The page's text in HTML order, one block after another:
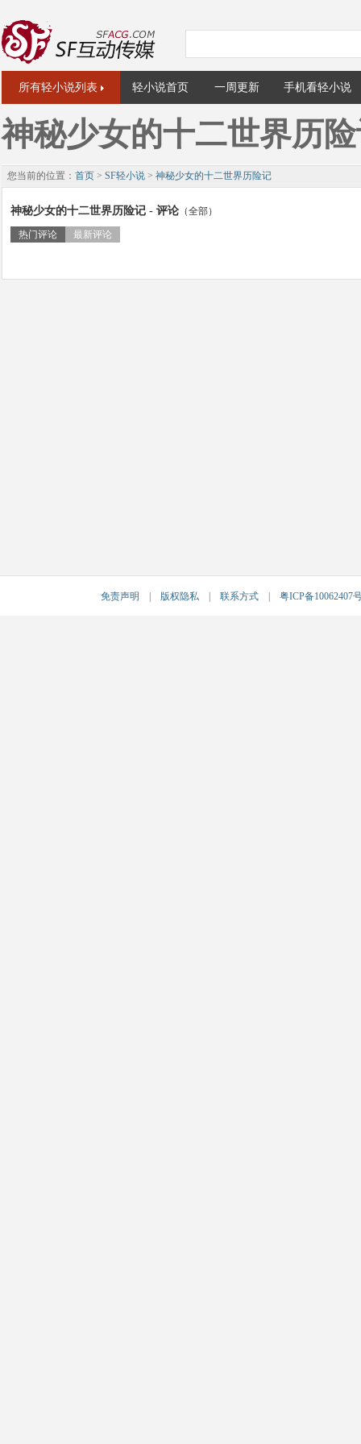
所有轻小说列表 轻小说首页 一周更新 手机看轻小说
神秘少女的十二世界历
您当前的位置： 首页 > SF轻小说 > 神秘少女的十二世界历险记
神秘少女的十二世界历险记 - 评论 （全部）
热门评论 最新评论
免责声明 版权隐私 联系方式 粤ICP备10062407